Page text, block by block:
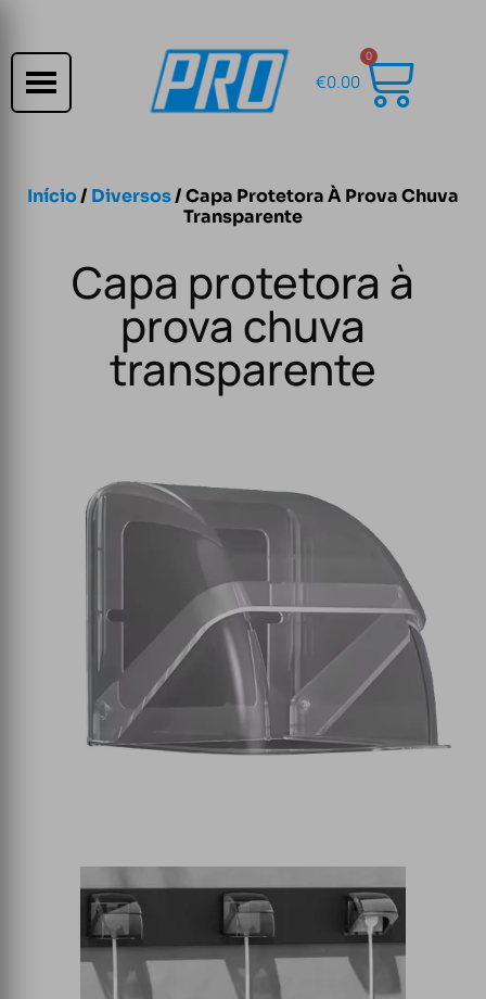
€0.00
0
Início/ Diversos/ Capa Protetora À Prova Chuva
Transparente
Capa protetora à
prova chuva
transparente